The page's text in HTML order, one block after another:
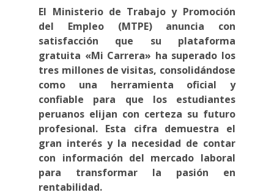
El Ministerio de Trabajo y Promoción
del Empleo (MTPE) anuncia con
satisfacción que su plataforma
gratuita «Mi Carrera» ha superado los
tres millones de visitas, consolidándose
como una herramienta oficial y
confiable para que los estudiantes
peruanos elijan con certeza su futuro
profesional. Esta cifra demuestra el
gran interés y la necesidad de contar
con información del mercado laboral
para transformar la pasión en
rentabilidad.